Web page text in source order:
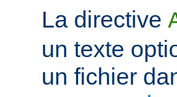
La directive
un texte
un fichier